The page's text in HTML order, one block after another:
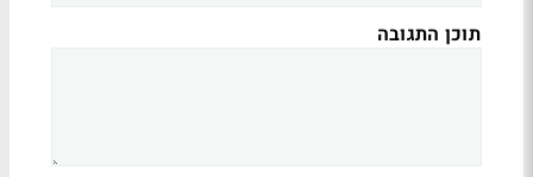
תוכן התגובה